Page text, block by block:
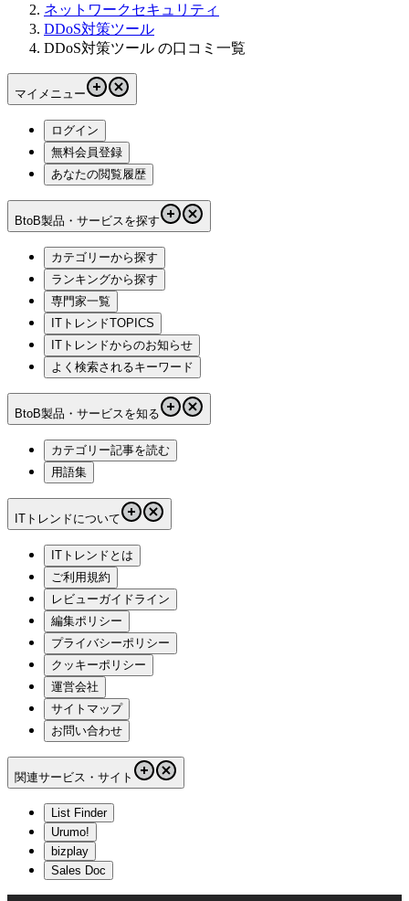
ネットワークセキュリティ
DDoS対策ツール
DDoS対策ツール の口コミ一覧
マイメニュー
ログイン
無料会員登録
あなたの閲覧履歴
BtoB製品・サービスを探す
カテゴリーから探す
ランキングから探す
専門家一覧
ITトレンドTOPICS
ITトレンドからのお知らせ
よく検索されるキーワード
BtoB製品・サービスを知る
カテゴリー記事を読む
用語集
ITトレンドについて
ITトレンドとは
ご利用規約
レビューガイドライン
編集ポリシー
プライバシーポリシー
クッキーポリシー
運営会社
サイトマップ
お問い合わせ
関連サービス・サイト
List Finder
Urumo!
bizplay
Sales Doc